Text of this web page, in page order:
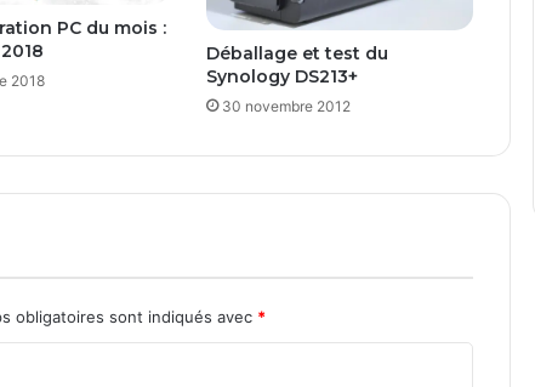
u
s
s
PC du mois :
2018
Déballage et test du
Synology DS213+
30 novembre 2012
obligatoires sont indiqués avec *